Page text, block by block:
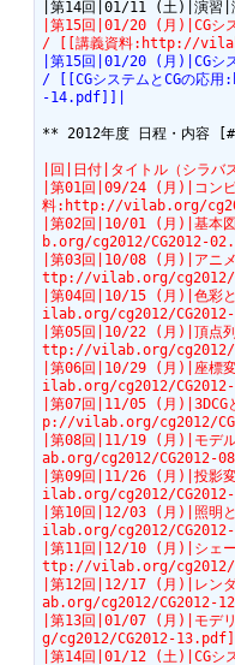
|第15回|01/20 (月)|CGシス
/ [[講義資料:http://
|第15回|01/20 (月)|CGシス
/ [[CGシステムとCGの
-14.pdf]]|
** 2012年度 日程・内容
|回|日付|タイトル（シラバ
|第01回|09/24 (月)|コン
料:http://vilab.org/
|第02回|10/01 (月)|基
b.org/cg2012/CG2012-
|第03回|10/08 (月)|アニ
ttp://vilab.org/cg2012/
|第04回|10/15 (月)|色彩
ilab.org/cg2012/
|第05回|10/22 (月)|頂点
ttp://vilab.org/cg2012/
|第06回|10/29 (月)|座標
ilab.org/cg2012/
|第07回|11/05 (月
p://vilab.org/cg2012/
|第08回|11/19 (月)|モ
ab.org/cg2012/CG2012-
|第09回|11/26 (月)|投影
ilab.org/cg2012/
|第10回|12/03 (月)|照明
ilab.org/cg2012/
|第11回|12/10 (月)|シェ
ttp://vilab.org/cg2012/
|第12回|12/17 (月)|レ
ab.org/cg2012/CG2012-
|第13回|01/07 (月)|モ
g/cg2012/CG2012-
|第14回|01/12 (土)|CGシ